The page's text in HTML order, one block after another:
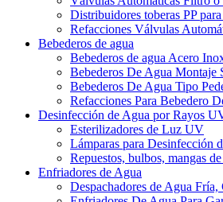
Distribuidores toberas PP
Refacciones Válvulas
Bebederos de agua
Bebederos de agua Acero
Bebederos De Agua Montaje
Bebederos De Agua Tipo
Refacciones Para Bebedero
Desinfección de Agua por Rayos
Esterilizadores de Luz UV
Lámparas para Desinfección
Repuestos, bulbos, mangas
Enfriadores de Agua
Despachadores de Agua Fría,